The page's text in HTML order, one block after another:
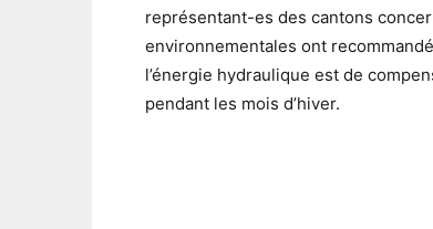
représentant-es des cantons
environnementales ont recommandé
l’énergie hydraulique est de
pendant les mois d’hiver.